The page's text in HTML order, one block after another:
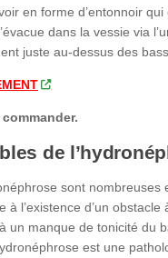
en forme d’entonnoir qui
dans la vessie via
juste au-dessus des
de
sont nombreuses
à l’existence d’un obstacle
un manque de tonicité du
est une